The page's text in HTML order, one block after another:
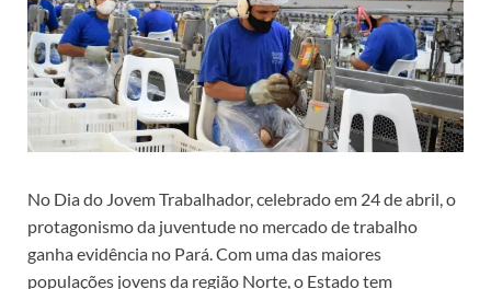
No Dia do Jovem Trabalhador, celebrado em 24 de abril, o
protagonismo da juventude no mercado de trabalho
ganha evidência no Pará. Com uma das maiores
populações jovens da região Norte, o Estado tem